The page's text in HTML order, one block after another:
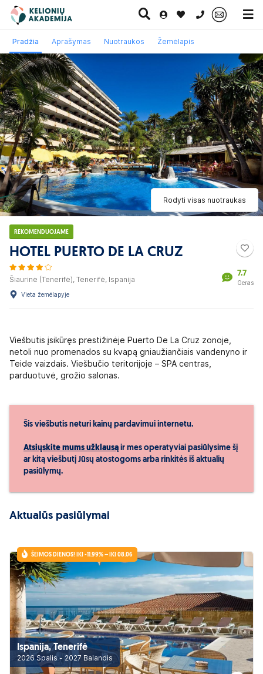
0 700 11007
Paskutinė
minutė
Pažintinės
kelionės
kelionės
Kruizai
Rodyti visas nuotraukas
REKOMENDUOJAME
HOTEL PUERTO DE LA CRUZ
Šiaurinė (Tenerifė), Tenerifė, Ispanija
7.7
Geras
Vieta žemėlapyje
Viešbutis įsikūręs prestižinėje Puerto De La Cruz zonoje,
netoli nuo promenados su kvapą gniaužiančiais vandenyno ir
Teide vaizdais. Viešbučio teritorijoje – SPA centras,
parduotuvė, grožio salonas.
Pradžia Aprašymas Nuotraukos Žemėlapis
Šis viešbutis neturi kainų pardavimui internetu.
Atsiųskite mums užklausą ir mes operatyviai pasiūlysime šį
ar kitą viešbutį Jūsų atostogoms arba rinkitės iš aktualių
pasiūlymų.
Aktualūs pasiūlymai
ŠEIMOS DIENOS! IKI -11.99% – IKI 08.06
Ispanija, Tenerifė
2026 Spalis - 2027 Balandis